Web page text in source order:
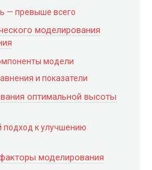
— превыше всего
моделирования
модели
и показатели
оптимальной высоты
подход к улучшению
моделирования